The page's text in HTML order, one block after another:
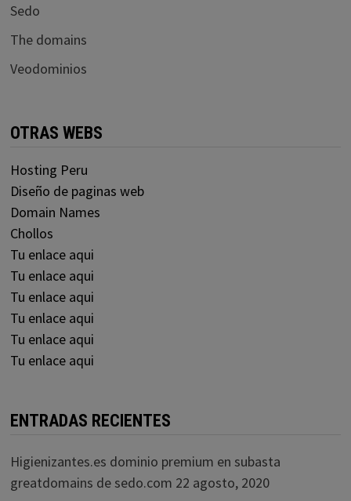
Sedo
The domains
Veodominios
OTRAS WEBS
Hosting Peru
Diseño de paginas web
Domain Names
Chollos
Tu enlace aqui
Tu enlace aqui
Tu enlace aqui
Tu enlace aqui
Tu enlace aqui
Tu enlace aqui
ENTRADAS RECIENTES
Higienizantes.es dominio premium en subasta
greatdomains de sedo.com 22 agosto, 2020